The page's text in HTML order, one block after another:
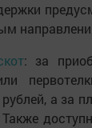
: за
а за